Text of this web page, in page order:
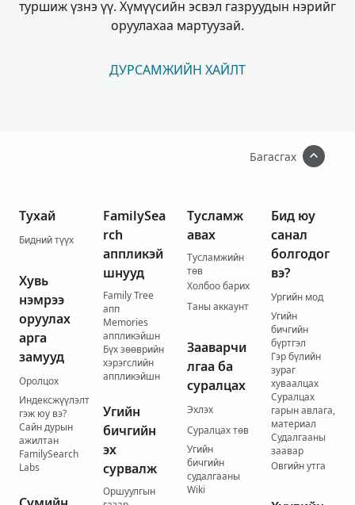
туршиж үзнэ үү. Хүмүүсийн эсвэл газруудын нэрийг
оруулахаа мартуузай.
ДУРСАМЖИЙН ХАЙЛТ
Багасгах
Тухай
Бидний түүх
Хувь
нэмрээ
оруулах
арга
замууд
Оролцох
Индексжүүлэлт
гэж юу вэ?
Сайн дурын
ажилтан
FamilySearch
Labs
FamilySea
rch
аппликэй
шнууд
Family Tree
апп
Memories
аппликэйшн
Бүх зөөврийн
хэрэгслийн
аппликэйшн
Угийн
бичгийн
эх
сурвалж
Оршуулгын
Тусламж
авах
Тусламжийн
төв
Холбоо барих
Таны аккаунт
Зааварчи
лгаа ба
суралцах
Эхлэх
Суралцах төв
Угийн
бичгийн
судалгааны
Wiki
Бид юу
санал
болгодог
вэ?
Ургийн мод
Угийн
бичгийн
бүртгэл
Гэр бүлийн
зураг
хуваалцах
Суралцах
гарын авлага,
материал
Судалгааны
заавар
Овгийн утга